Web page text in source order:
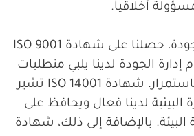
أخلاقياً.
في إطار التزامنا بالجودة، حصلنا على شهادة ISO 9001
الجودة لدينا يلبي متطلبات
العملاء ويتحسن باستمرار. شهادة ISO 14001 تشير
البيئية لدينا فعال ويحافظ على
البيئة. بالإضافة إلى ذلك، شهادة